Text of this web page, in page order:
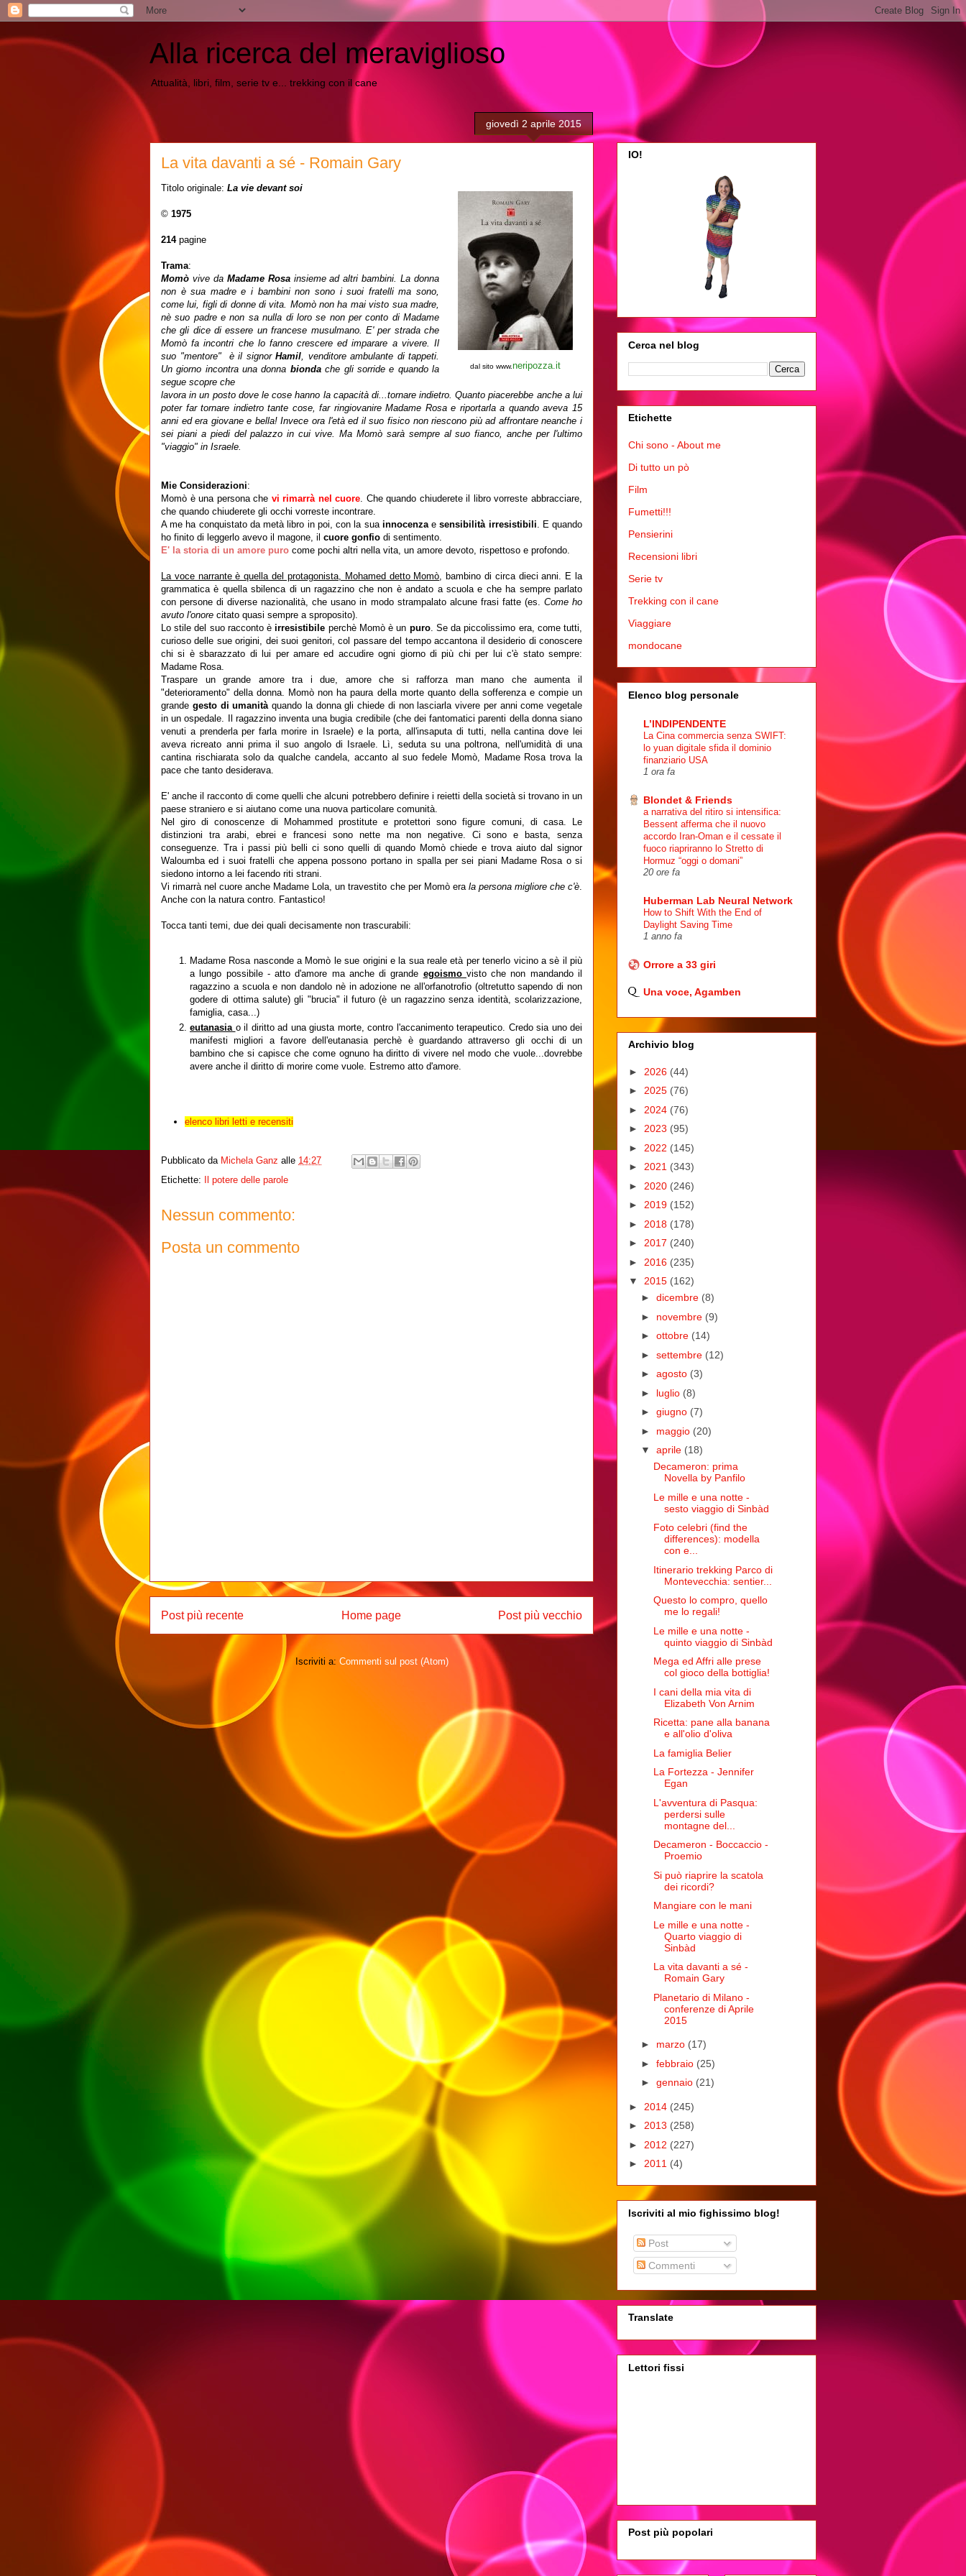
Alla ricerca del meraviglioso
Attualità, libri, film, serie tv e... trekking con il cane
giovedì 2 aprile 2015
La vita davanti a sé - Romain Gary
dal sito www.neripozza.it
Titolo originale: La vie devant soi
© 1975
214 pagine
Trama:
Momò vive da Madame Rosainsieme ad altri bambini. La donna
non è sua madre e i bambini non sono i suoi fratelli ma sono,
come lui, figli di donne di vita. Momò non ha mai visto sua madre,
nè suo padre e non sa nulla di loro se non per conto di Madame
che gli dice di essere un francese musulmano. E' per strada che
Momò fa incontri che lo fanno crescere ed imparare a vivere. Il
suo "mentore" è il signor Hamil, venditore ambulante di tappeti.
Un giorno incontra una donna biondache gli sorride e quando la
segue scopre che
lavora in un posto dove le cose hanno la capacità di...tornare indietro. Quanto piacerebbe anche a lui
poter far tornare indietro tante cose, far ringiovanire Madame Rosa e riportarla a quando aveva 15
anni ed era giovane e bella! Invece ora l'età ed il suo fisico non riescono più ad affrontare neanche i
sei piani a piedi del palazzo in cui vive. Ma Momò sarà sempre al suo fianco, anche per l'ultimo
"viaggio" in Israele.
Mie Considerazioni:
Momò è una persona che vi rimarrà nel cuore. Che quando chiuderete il libro vorreste abbracciare,
che quando chiuderete gli occhi vorreste incontrare.
A me ha conquistato da metà libro in poi, con la sua innocenzaesensibilità irresistibili. E quando
ho finito di leggerlo avevo il magone, il cuore gonfio di sentimento.
E' la storia di un amore puro come pochi altri nella vita, un amore devoto, rispettoso e profondo.
La voce narrante è quella del protagonista, Mohamed detto Momò, bambino di circa dieci anni. E la
grammatica è quella sbilenca di un ragazzino che non è andato a scuola e che ha sempre parlato
con persone di diverse nazionalità, che usano in modo strampalato alcune frasi fatte (es. Come ho
avuto l'onore citato quasi sempre a sproposito).
Lo stile del suo racconto èirresistibile perchè Momò è un puro. Se da piccolissimo era, come tutti,
curioso delle sue origini, dei suoi genitori, col passare del tempo accantona il desiderio di conoscere
chi si è sbarazzato di lui per amare ed accudire ogni giorno di più chi per lui c'è stato sempre:
Madame Rosa.
Traspare un grande amore tra i due, amore che si rafforza man mano che aumenta il
"deterioramento" della donna. Momò non ha paura della morte quanto della sofferenza e compie un
grande gesto di umanitàquando la donna gli chiede di non lasciarla vivere per anni come vegetale
in un ospedale. Il ragazzino inventa una bugia credibile (che dei fantomatici parenti della donna siano
venuti a prenderla per farla morire in Israele) e la porta, all'insaputa di tutti, nella cantina dove lei
aveva ricreato anni prima il suo angolo di Israele. Lì, seduta su una poltrona, nell'umidità di una
cantina rischiarata solo da qualche candela, accanto al suo fedele Momò, Madame Rosa trova la
pace che tanto desiderava.
E' anche il racconto di come quelli che alcuni potrebbero definire i reietti della società si trovano in un
paese straniero e si aiutano come una nuova particolare comunità.
Nel giro di conoscenze di Mohammed prostitute e protettori sono figure comuni, di casa. Le
distinzioni tra arabi, ebrei e francesi sono nette ma non negative. Ci sono e basta, senza
conseguenze. Tra i passi più belli ci sono quelli di quando Momò chiede e trova aiuto dal signor
Waloumba ed i suoi fratelli che appena possono portano in spalla per sei piani Madame Rosa o si
siedono intorno a lei facendo riti strani.
Vi rimarrà nel cuore anche Madame Lola, un travestito che per Momò era la persona migliore che c'è.
Anche con la natura contro. Fantastico!
Tocca tanti temi, due dei quali decisamente non trascurabili:
Madame Rosa nasconde a Momò le sue origini e la sua reale età per tenerlo vicino a sè il più
a lungo possibile - atto d'amore ma anche di grande egoismo visto che non mandando il
ragazzino a scuola e non dandolo nè in adozione ne all'orfanotrofio (oltretutto sapendo di non
godere di ottima salute) gli "brucia" il futuro (è un ragazzino senza identità, scolarizzazione,
famiglia, casa...)
eutanasia o il diritto ad una giusta morte, contro l'accanimento terapeutico. Credo sia uno dei
manifesti migliori a favore dell'eutanasia perchè è guardando attraverso gli occhi di un
bambino che si capisce che come ognuno ha diritto di vivere nel modo che vuole...dovrebbe
avere anche il diritto di morire come vuole. Estremo atto d'amore.
elenco libri letti e recensiti
Pubblicato da Michela Ganz alle 14:27
Etichette:
Il potere delle parole
Nessun commento:
Posta un commento
Post più recente Post più vecchio
Home page
Iscriviti a: Commenti sul post (Atom)
IO!
Cerca nel blog
Etichette
Chi sono - About me
Di tutto un pò
Film
Fumetti!!!
Pensierini
Recensioni libri
Serie tv
Trekking con il cane
Viaggiare
mondocane
Elenco blog personale
L’INDIPENDENTE
La Cina commercia senza SWIFT:
lo yuan digitale sfida il dominio
finanziario USA
1 ora fa
Blondet & Friends
a narrativa del ritiro si intensifica:
Bessent afferma che il nuovo
accordo Iran-Oman e il cessate il
fuoco riapriranno lo Stretto di
Hormuz “oggi o domani”
20 ore fa
Huberman Lab Neural Network
How to Shift With the End of
Daylight Saving Time
1 anno fa
Orrore a 33 giri
Una voce, Agamben
Archivio blog
► 2026 (44)
► 2025 (76)
► 2024 (76)
► 2023 (95)
► 2022 (145)
► 2021 (343)
► 2020 (246)
► 2019 (152)
► 2018 (178)
► 2017 (240)
► 2016 (235)
▼ 2015 (162)
► dicembre (8)
► novembre (9)
► ottobre (14)
► settembre (12)
► agosto (3)
► luglio (8)
► giugno (7)
► maggio (20)
▼ aprile (18)
Decameron: prima
Novella by Panfilo
Le mille e una notte -
sesto viaggio di Sinbàd
Foto celebri (find the
differences): modella
con e...
Itinerario trekking Parco di
Montevecchia: sentier...
Questo lo compro, quello
me lo regali!
Le mille e una notte -
quinto viaggio di Sinbàd
Mega ed Affri alle prese
col gioco della bottiglia!
I cani della mia vita di
Elizabeth Von Arnim
Ricetta: pane alla banana
e all'olio d'oliva
La famiglia Belier
La Fortezza - Jennifer
Egan
L'avventura di Pasqua:
perdersi sulle
montagne del...
Decameron - Boccaccio -
Proemio
Si può riaprire la scatola
dei ricordi?
Mangiare con le mani
Le mille e una notte -
Quarto viaggio di
Sinbàd
La vita davanti a sé -
Romain Gary
Planetario di Milano -
conferenze di Aprile
2015
► marzo (17)
► febbraio (25)
► gennaio (21)
► 2014 (245)
► 2013 (258)
► 2012 (227)
► 2011 (4)
Iscriviti al mio fighissimo blog!
Post
Commenti
Translate
Lettori fissi
Post più popolari